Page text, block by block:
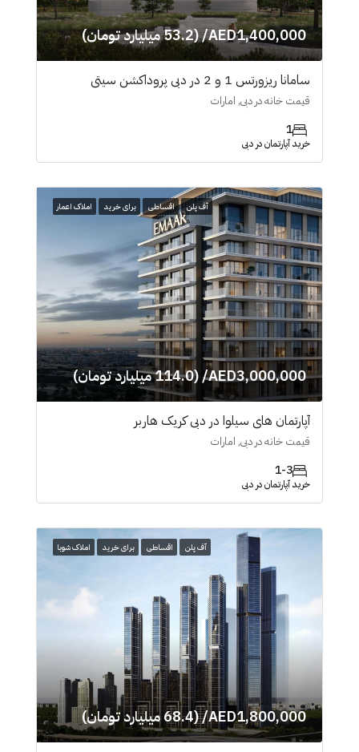
AED1,400,000/ (53.2 میلیارد تومان)
سامانا ریزورتس 1 و 2 در دبی پروداکشن سیتی
قیمت خانه در دبی, امارات
1
خرید آپارتمان در دبی
آف پلن اقساطی برای خرید املاک اعمار
AED3,000,000/ (114.0 میلیارد تومان)
آپارتمان های سیلوا در دبی کریک هاربر
قیمت خانه در دبی, امارات
1-3
خرید آپارتمان در دبی
آف پلن اقساطی برای خرید املاک شوبا
AED1,800,000/ (68.4 میلیارد تومان)